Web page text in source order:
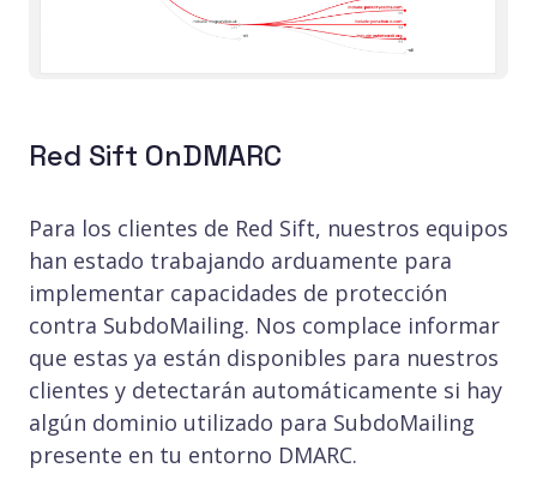
Red Sift OnDMARC
Para los clientes de Red Sift, nuestros equipos
han estado trabajando arduamente para
implementar capacidades de protección
contra SubdoMailing. Nos complace informar
que estas ya están disponibles para nuestros
clientes y detectarán automáticamente si hay
algún dominio utilizado para SubdoMailing
presente en tu entorno DMARC.